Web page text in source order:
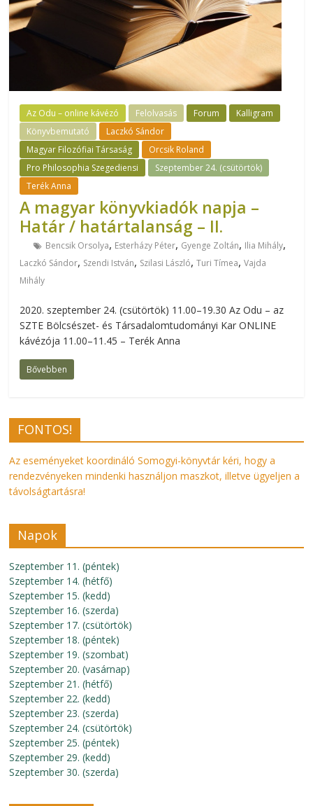
Az Odu – online kávézó Felolvasás Forum
Kalligram
Könyvbemutató
Laczkó Sándor
Magyar Filozófiai Társaság
Orcsik Roland
Pro Philosophia Szegediensi
Szeptember 24. (csütörtök)
Terék Anna
A magyar könyvkiadók napja –
Határ / határtalanság – II.
Bencsik Orsolya, Esterházy Péter, Gyenge Zoltán, Ilia Mihály,
Laczkó Sándor, Szendi István, Szilasi László,Turi Tímea,Vajda
Mihály
2020. szeptember 24. (csütörtök) 11.00–19.30 Az Odu – az
SZTE Bölcsészet- és Társadalomtudományi Kar ONLINE
kávézója 11.00–11.45 – Terék Anna
Bővebben
FONTOS!
Az eseményeket koordináló Somogyi-könyvtár kéri, hogy a
rendezvényeken mindenki használjon maszkot, illetve ügyeljen a
távolságtartásra!
Napok
Szeptember 11. (péntek)
Szeptember 14. (hétfő)
Szeptember 15. (kedd)
Szeptember 16. (szerda)
Szeptember 17. (csütörtök)
Szeptember 18. (péntek)
Szeptember 19. (szombat)
Szeptember 20. (vasárnap)
Szeptember 21. (hétfő)
Szeptember 22. (kedd)
Szeptember 23. (szerda)
Szeptember 24. (csütörtök)
Szeptember 25. (péntek)
Szeptember 29. (kedd)
Szeptember 30. (szerda)